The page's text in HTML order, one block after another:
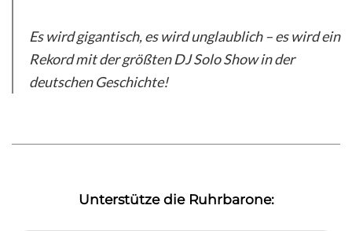
Es wird gigantisch, es wird unglaublich – es wird ein
Rekord mit der größten DJ Solo Show in der
deutschen Geschichte!
Unterstütze die Ruhrbarone: